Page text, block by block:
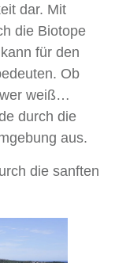
dar. Mit
die Biotope
für den
Ob
weiß…
durch die
aus.
die sanften